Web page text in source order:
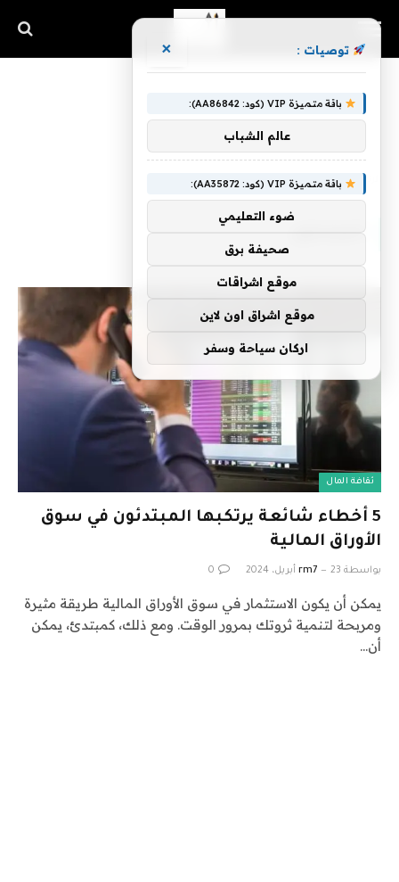
الرئيسية »المبتدئون
المبتدئون
ثقافة المال
5 أخطاء شائعة يرتكبها المبتدئون في سوق
الأوراق المالية
بواسطة rm7 23 أبريل، 2024 0
يمكن أن يكون الاستثمار في سوق الأوراق المالية طريقة مثيرة
ومربحة لتنمية ثروتك بمرور الوقت. ومع ذلك، كمبتدئ، يمكن
أن…
توصيات : ×
باقة متميزة VIP (كود: AA86842):
عالم الشباب
باقة متميزة VIP (كود: AA35872):
ضوء التعليمي
صحيفة برق
موقع اشراقات
موقع اشراق اون لاين
اركان سياحة وسفر